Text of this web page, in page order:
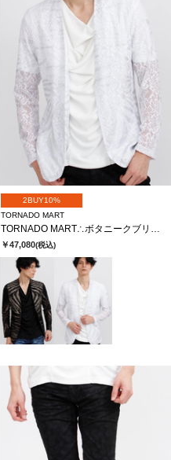
2BUY10%
TORNADO MART
￥47,080(税込)